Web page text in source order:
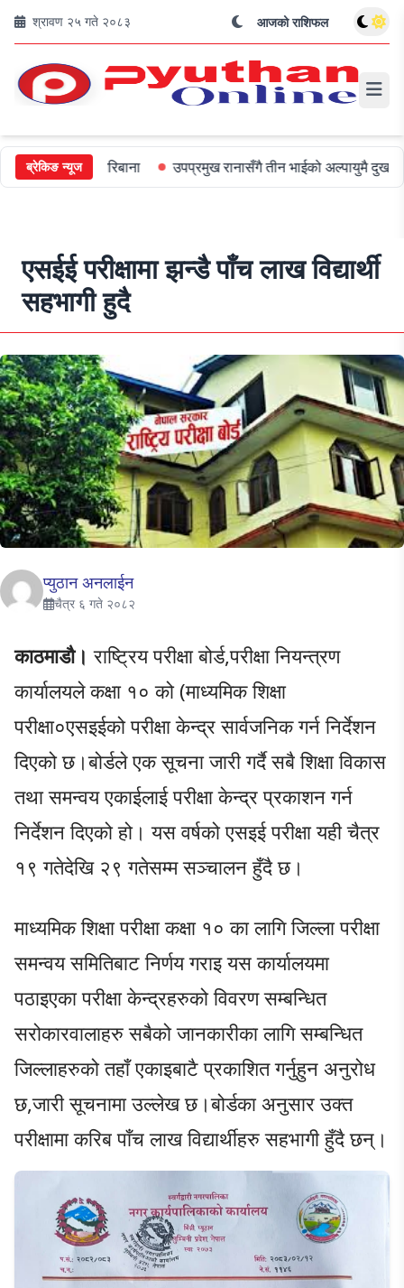
श्रावण २५ गते २०८३ आजको राशिफल
ब्रेकिङ न्यूज
५०० जरिबाना उपप्रमुख रानासँगै तीन भाईको अल्पायुमै दुखद निधन
एसईई परीक्षामा झन्डै पाँच लाख विद्यार्थी
सहभागी हुदै
प्युठान अनलाईन
चैत्र ६ गते २०८२
काठमाडौ। राष्ट्रिय परीक्षा बोर्ड,परीक्षा नियन्त्रण
कार्यालयले कक्षा १० को (माध्यमिक शिक्षा
परीक्षा०एसइईको परीक्षा केन्द्र सार्वजनिक गर्न निर्देशन
दिएको छ।बोर्डले एक सूचना जारी गर्दै सबै शिक्षा विकास
तथा समन्वय एकाईलाई परीक्षा केन्द्र प्रकाशन गर्न
निर्देशन दिएको हो। यस वर्षको एसइई परीक्षा यही चैत्र
१९ गतेदेखि २९ गतेसम्म सञ्चालन हुँदै छ।
माध्यमिक शिक्षा परीक्षा कक्षा १० का लागि जिल्ला परीक्षा
समन्वय समितिबाट निर्णय गराइ यस कार्यालयमा
पठाइएका परीक्षा केन्द्रहरुको विवरण सम्बन्धित
सरोकारवालाहरु सबैको जानकारीका लागि सम्बन्धित
जिल्लाहरुको तहाँ एकाइबाटै प्रकाशित गर्नुहुन अनुरोध
छ,जारी सूचनामा उल्लेख छ।बोर्डका अनुसार उक्त
परीक्षामा करिब पाँच लाख विद्यार्थीहरु सहभागी हुँदै छन्।